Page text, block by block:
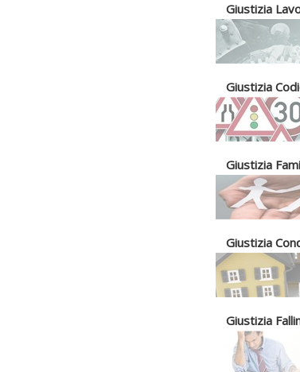
Giustizia
Giustizia
Giustizia
Giustizia
Giustizia